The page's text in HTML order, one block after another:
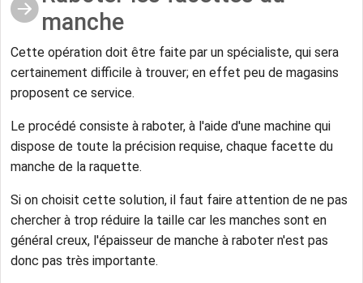
manche
Cette opération doit être faite par un spécialiste, qui sera
certainement difficile à trouver; en effet peu de magasins
proposent ce service.
Le procédé consiste à raboter, à l'aide d'une machine qui
dispose de toute la précision requise, chaque facette du
manche de la raquette.
Si on choisit cette solution, il faut faire attention de ne pas
chercher à trop réduire la taille car les manches sont en
général creux, l'épaisseur de manche à raboter n'est pas
donc pas très importante.